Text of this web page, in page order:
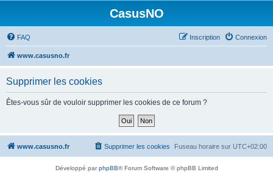
CasusNO
FAQ Connexion
Inscription
www.casusno.fr
Supprimer les cookies
Êtes-vous sûr de vouloir supprimer les cookies de ce forum ?
www.casusno.fr Fuseau horaire sur UTC+02:00
Supprimer les cookies
Développé parphpBB® Forum Software © phpBB Limited